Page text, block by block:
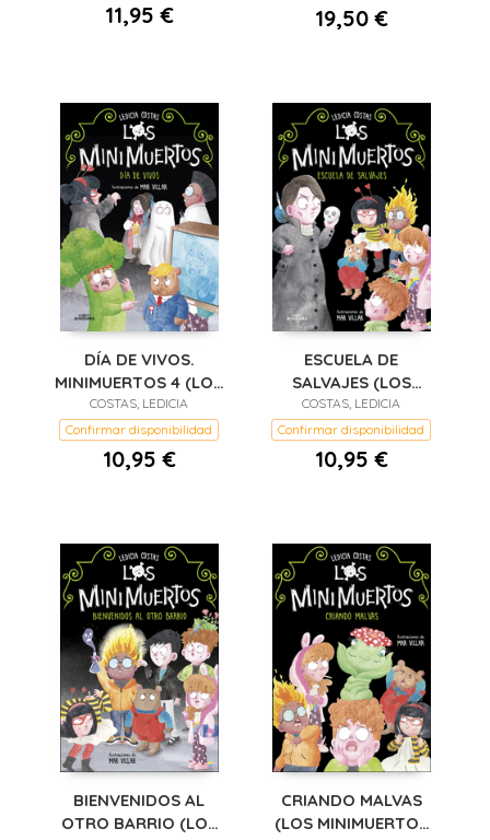
11,95 € 19,50 €
DÍA DE VIVOS.
MINIMUERTOS 4 (LOS
MINIMUERTOS 4)
COSTAS, LEDICIA
Confirmar disponibilidad
10,95 €
ESCUELA DE
SALVAJES (LOS
MINIMUERTOS 3)
COSTAS, LEDICIA
Confirmar disponibilidad
10,95 €
BIENVENIDOS AL
OTRO BARRIO (LOS
CRIANDO MALVAS
(LOS MINIMUERTOS